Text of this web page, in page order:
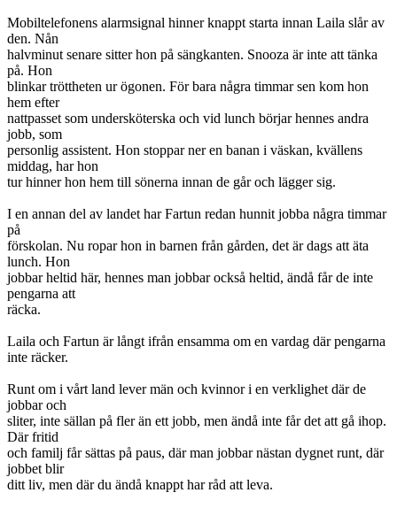
Mobiltelefonens alarmsignal hinner knappt starta innan Laila slår av
den. Nån
halvminut senare sitter hon på sängkanten. Snooza är inte att tänka
på. Hon
blinkar tröttheten ur ögonen. För bara några timmar sen kom hon
hem efter
nattpasset som undersköterska och vid lunch börjar hennes andra
jobb, som
personlig assistent. Hon stoppar ner en banan i väskan, kvällens
middag, har hon
tur hinner hon hem till sönerna innan de går och lägger sig.
I en annan del av landet har Fartun redan hunnit jobba några timmar
på
förskolan. Nu ropar hon in barnen från gården, det är dags att äta
lunch. Hon
jobbar heltid här, hennes man jobbar också heltid, ändå får de inte
pengarna att
räcka.
Laila och Fartun är långt ifrån ensamma om en vardag där pengarna
inte räcker.
Runt om i vårt land lever män och kvinnor i en verklighet där de
jobbar och
sliter, inte sällan på fler än ett jobb, men ändå inte får det att gå ihop.
Där fritid
och familj får sättas på paus, där man jobbar nästan dygnet runt, där
jobbet blir
ditt liv, men där du ändå knappt har råd att leva.